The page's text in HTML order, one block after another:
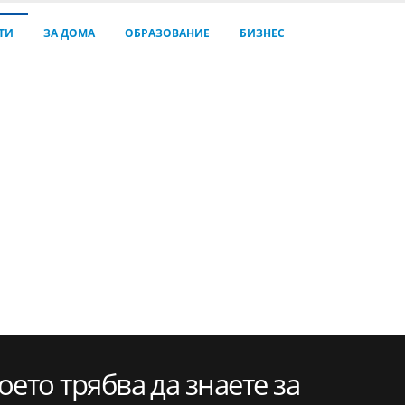
ЗА ДОМА ОБРАЗОВАНИЕ БИЗНЕС
трябва да знаете за